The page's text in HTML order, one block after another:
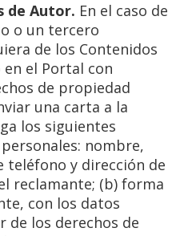
de Autor. En el caso de
o un tercero
de los Contenidos
el Portal con
de propiedad
una carta a la
los siguientes
nombre,
teléfono y dirección de
reclamante; (b) forma
con los datos
de los derechos de